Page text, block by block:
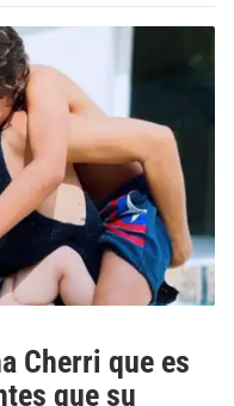
Cherri que es
que su